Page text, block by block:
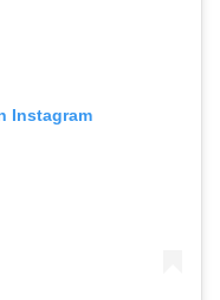
Instagram